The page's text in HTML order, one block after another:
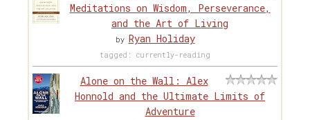
Meditations on Wisdom, Perseverance,
and the Art of Living
by Ryan Holiday
tagged: currently-reading
Alone on the Wall: Alex
Honnold and the Ultimate Limits of
Adventure